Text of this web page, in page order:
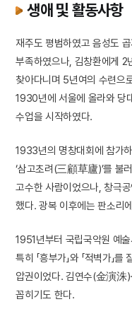
생애 및 활동사항
재주도 평범하였고 음성도
부족하였으나, 김창환에게 2
찾아다니며 5년여의 수련으
1930년에 서울에 올라와 당
수업을 시작하였다.
1933년의 명창대회에 참가
‘삼고초려(三顧草廬)’를 불
고수한 사람이었으나, 창극
했다. 광복 이후에는 판소리
1951년부터 국립국악원 예
특히 「흥부가」와 「적벽가」
압권이었다. 김연수(金演洙
꼽히기도 한다.